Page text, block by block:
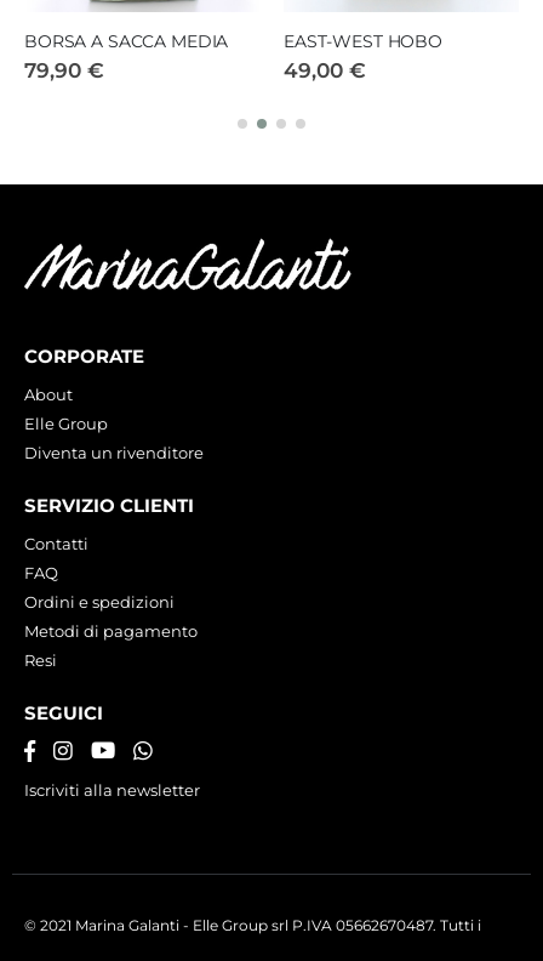
BORSA A SACCA MEDIA
79,90 €
EAST-WEST HOBO
49,00 €
CORPORATE
About
Elle Group
Diventa un rivenditore
SERVIZIO CLIENTI
Contatti
FAQ
Ordini e spedizioni
Metodi di pagamento
Resi
SEGUICI
Iscriviti alla newsletter
© 2021 Marina Galanti - Elle Group srl P.IVA 05662670487. Tutti i